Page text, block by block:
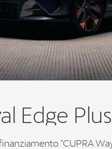
Edge Plus
"CUPRA